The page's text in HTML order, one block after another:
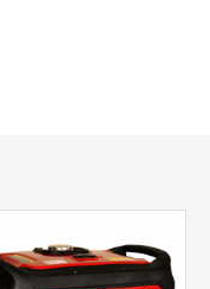
ore de
inclusiv in
de multiple